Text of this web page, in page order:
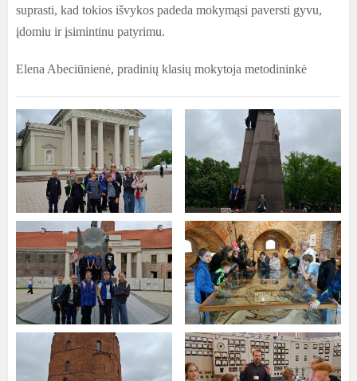
suprasti, kad tokios išvykos padeda mokymąsi paversti gyvu,
įdomiu ir įsimintinu patyrimu.
Elena Abeciūnienė, pradinių klasių mokytoja metodininkė